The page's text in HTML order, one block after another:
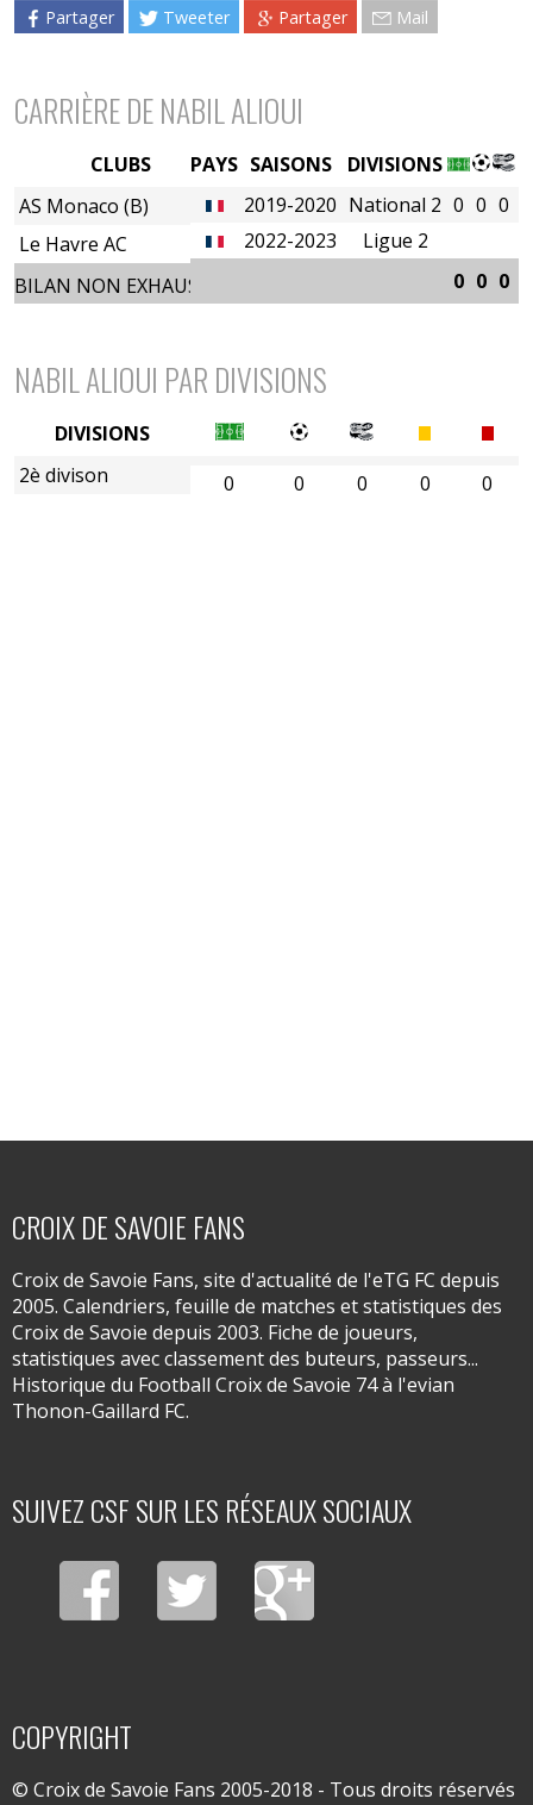
Partager Tweeter Partager Mail
CARRIÈRE DE NABIL ALIOUI
PAYS SAISONS
DIVISIONS
2019-2020 National 2 0 0 0
2022-2023
Ligue 2
0 0 0
CLUBS
AS Monaco (B)
Le Havre AC
BILAN NON EXHAUSTIF
NABIL ALIOUI PAR DIVISIONS
0 0 0 0 0
DIVISIONS
2è divison
CROIX DE SAVOIE FANS
Croix de Savoie Fans, site d'actualité de l'eTG FC depuis
2005. Calendriers, feuille de matches et statistiques des
Croix de Savoie depuis 2003. Fiche de joueurs,
statistiques avec classement des buteurs, passeurs...
Historique du Football Croix de Savoie 74 à l'evian
Thonon-Gaillard FC.
SUIVEZ CSF SUR LES RÉSEAUX SOCIAUX
COPYRIGHT
© Croix de Savoie Fans 2005-2018 - Tous droits réservés